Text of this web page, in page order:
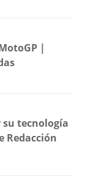
|
su tecnología
Redacción